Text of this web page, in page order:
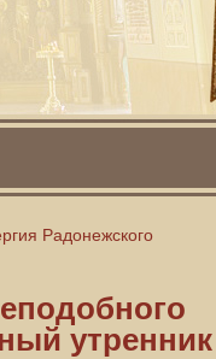
Радонежского
утренник